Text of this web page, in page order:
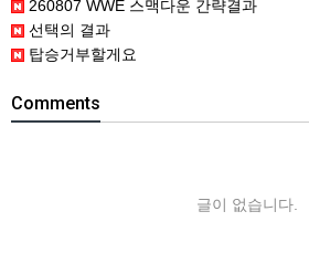
260807 WWE 스맥다운 간략결과
선택의 결과
탑승거부할게요
Comments
글이 없습니다.